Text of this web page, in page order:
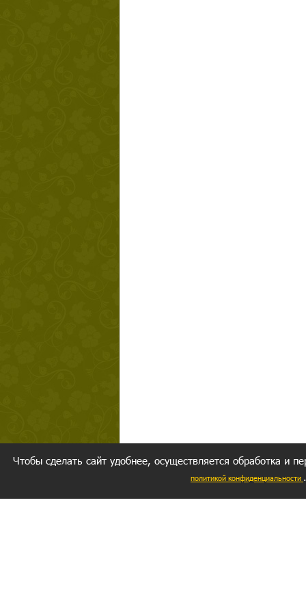
Чтобы сделать сайт удобнее, осуществляется обработка и
политикой конфиденциальности